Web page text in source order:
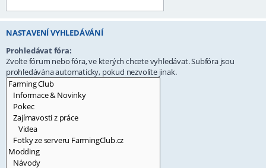
NASTAVENÍ VYHLEDÁVÁNÍ
Prohledávat fóra:
Zvolte fórum nebo fóra, ve kterých chcete vyhledávat. Subfóra jsou
prohledávána automaticky, pokud nezvolíte jinak.